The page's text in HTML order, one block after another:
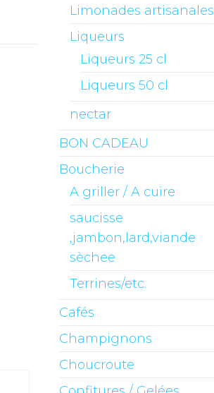
Limonades artisanales
Liqueurs
Liqueurs 25 cl
Liqueurs 50 cl
nectar
BON CADEAU
Boucherie
A griller / A cuire
saucisse
,jambon,lard,viande
sèchee
Terrines/etc.
Cafés
Champignons
Choucroute